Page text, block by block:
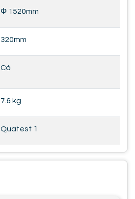
Φ 1520mm
320mm
Có
7.6 kg
Quatest 1